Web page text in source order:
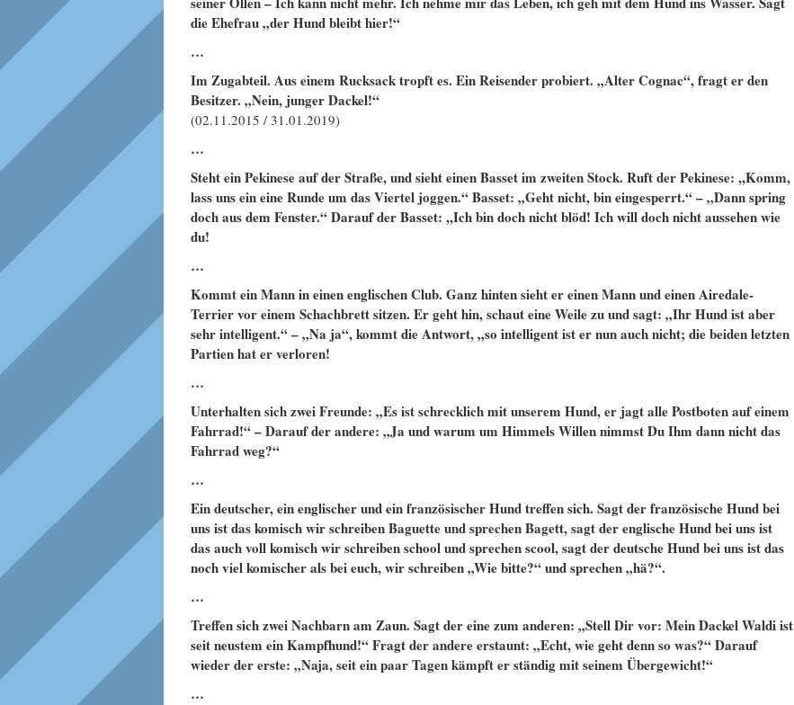
die Ehefrau „der Hund bleibt hier!“
…
Im Zugabteil. Aus einem Rucksack tropft es. Ein Reisender probiert. „Alter Cognac“, fragt er den
Besitzer. „Nein, junger Dackel!“
(02.11.2015 / 31.01.2019)
…
Steht ein Pekinese auf der Straße, und sieht einen Basset im zweiten Stock. Ruft der Pekinese: ,,Komm,
lass uns ein eine Runde um das Viertel joggen.“ Basset: „Geht nicht, bin eingesperrt.“ – „Dann spring
doch aus dem Fenster.“ Darauf der Basset: ,,Ich bin doch nicht blöd! Ich will doch nicht aussehen wie
du!
…
Kommt ein Mann in einen englischen Club. Ganz hinten sieht er einen Mann und einen Airedale-
Terrier vor einem Schachbrett sitzen. Er geht hin, schaut eine Weile zu und sagt: „Ihr Hund ist aber
sehr intelligent.“ – „Na ja“, kommt die Antwort, „so intelligent ist er nun auch nicht; die beiden letzten
Partien hat er verloren!
…
Unterhalten sich zwei Freunde: „Es ist schrecklich mit unserem Hund, er jagt alle Postboten auf einem
Fahrrad!“ – Darauf der andere: „Ja und warum um Himmels Willen nimmst Du Ihm dann nicht das
Fahrrad weg?“
…
Ein deutscher, ein englischer und ein französischer Hund treffen sich. Sagt der französische Hund bei
uns ist das komisch wir schreiben Baguette und sprechen Bagett, sagt der englische Hund bei uns ist
das auch voll komisch wir schreiben school und sprechen scool, sagt der deutsche Hund bei uns ist das
noch viel komischer als bei euch, wir schreiben „Wie bitte?“ und sprechen „hä?“.
…
Treffen sich zwei Nachbarn am Zaun. Sagt der eine zum anderen: „Stell Dir vor: Mein Dackel Waldi ist
seit neustem ein Kampfhund!“ Fragt der andere erstaunt: „Echt, wie geht denn so was?“ Darauf
wieder der erste: „Naja, seit ein paar Tagen kämpft er ständig mit seinem Übergewicht!“
…